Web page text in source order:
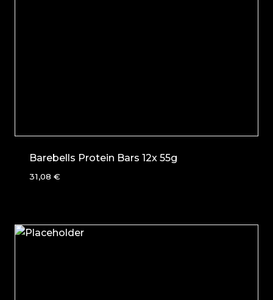
Barebells Protein Bars 12x 55g
31,08 €